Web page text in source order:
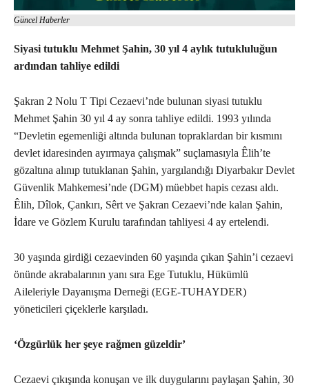
Güncel Haberler
Siyasi tutuklu Mehmet Şahin, 30 yıl 4 aylık tutukluluğun
ardından tahliye edildi
Şakran 2 Nolu T Tipi Cezaevi’nde bulunan siyasi tutuklu
Mehmet Şahin 30 yıl 4 ay sonra tahliye edildi. 1993 yılında
“Devletin egemenliği altında bulunan topraklardan bir kısmını
devlet idaresinden ayırmaya çalışmak” suçlamasıyla Êlih’te
gözaltına alınıp tutuklanan Şahin, yargılandığı Diyarbakır Devlet
Güvenlik Mahkemesi’nde (DGM) müebbet hapis cezası aldı.
Êlih, Dîlok, Çankırı, Sêrt ve Şakran Cezaevi’nde kalan Şahin,
İdare ve Gözlem Kurulu tarafından tahliyesi 4 ay ertelendi.
30 yaşında girdiği cezaevinden 60 yaşında çıkan Şahin’i cezaevi
önünde akrabalarının yanı sıra Ege Tutuklu, Hükümlü
Aileleriyle Dayanışma Derneği (EGE-TUHAYDER)
yöneticileri çiçeklerle karşıladı.
‘Özgürlük her şeye rağmen güzeldir’
Cezaevi çıkışında konuşan ve ilk duygularını paylaşan Şahin, 30